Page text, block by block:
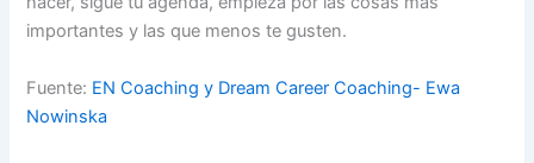
importantes y las que menos te gusten.
Fuente: EN Coaching y Dream Career Coaching- Ewa
Nowinska